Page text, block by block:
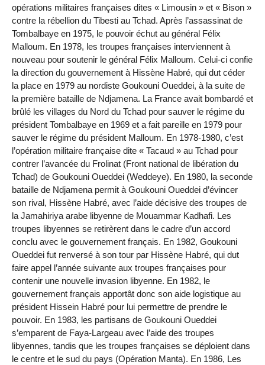
opérations militaires françaises dites « Limousin » et « Bison »
contre la rébellion du Tibesti au Tchad. Après l’assassinat de
Tombalbaye en 1975, le pouvoir échut au général Félix
Malloum. En 1978, les troupes françaises interviennent à
nouveau pour soutenir le général Félix Malloum. Celui-ci confie
la direction du gouvernement à Hissène Habré, qui dut céder
la place en 1979 au nordiste Goukouni Oueddei, à la suite de
la première bataille de Ndjamena. La France avait bombardé et
brûlé les villages du Nord du Tchad pour sauver le régime du
président Tombalbaye en 1969 et a fait pareille en 1979 pour
sauver le régime du président Malloum. En 1978-1980, c’est
l’opération militaire française dite « Tacaud » au Tchad pour
contrer l’avancée du Frolinat (Front national de libération du
Tchad) de Goukouni Oueddei (Weddeye). En 1980, la seconde
bataille de Ndjamena permit à Goukouni Oueddei d’évincer
son rival, Hissène Habré, avec l’aide décisive des troupes de
la Jamahiriya arabe libyenne de Mouammar Kadhafi. Les
troupes libyennes se retirèrent dans le cadre d’un accord
conclu avec le gouvernement français. En 1982, Goukouni
Oueddei fut renversé à son tour par Hissène Habré, qui dut
faire appel l’année suivante aux troupes françaises pour
contenir une nouvelle invasion libyenne. En 1982, le
gouvernement français apportât donc son aide logistique au
président Hissein Habré pour lui permettre de prendre le
pouvoir. En 1983, les partisans de Goukouni Oueddei
s’emparent de Faya-Largeau avec l’aide des troupes
libyennes, tandis que les troupes françaises se déploient dans
le centre et le sud du pays (Opération Manta). En 1986, Les